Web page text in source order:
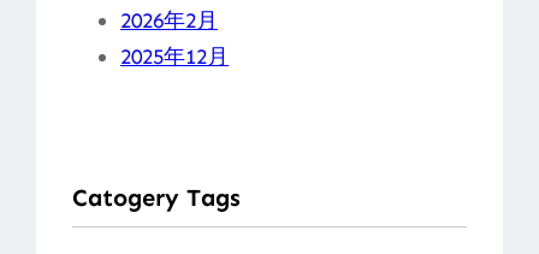
2026年2月
2025年12月
Catogery Tags